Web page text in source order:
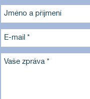
Jméno a příjmení
E-mail *
Vaše zpráva *